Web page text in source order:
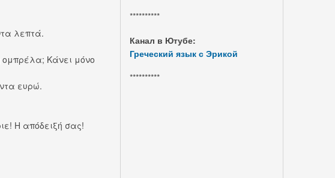
λεπτά.
Κάνει μόνο
ευρώ.
Η απόδειξή σας!
**********
Канал в Ютубе:
Греческий язык с Эрикой
**********